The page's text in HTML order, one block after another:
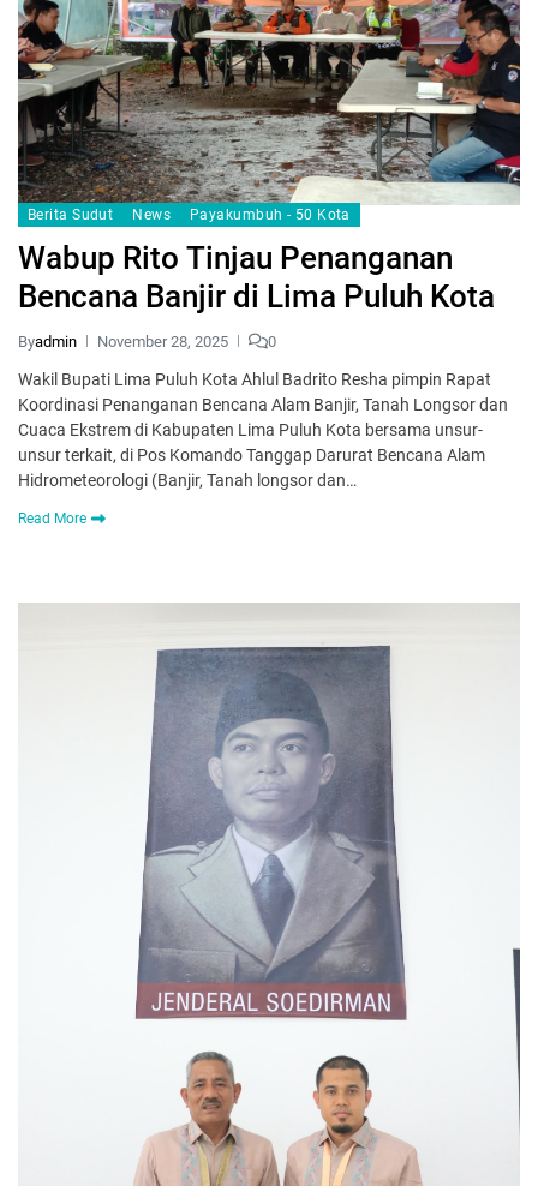
Berita Sudut News Payakumbuh - 50 Kota
Wabup Rito Tinjau Penanganan
Bencana Banjir di Lima Puluh Kota
Byadmin November 28, 2025 0
Wakil Bupati Lima Puluh Kota Ahlul Badrito Resha pimpin Rapat
Koordinasi Penanganan Bencana Alam Banjir, Tanah Longsor dan
Cuaca Ekstrem di Kabupaten Lima Puluh Kota bersama unsur-
unsur terkait, di Pos Komando Tanggap Darurat Bencana Alam
Hidrometeorologi (Banjir, Tanah longsor dan…
Read More